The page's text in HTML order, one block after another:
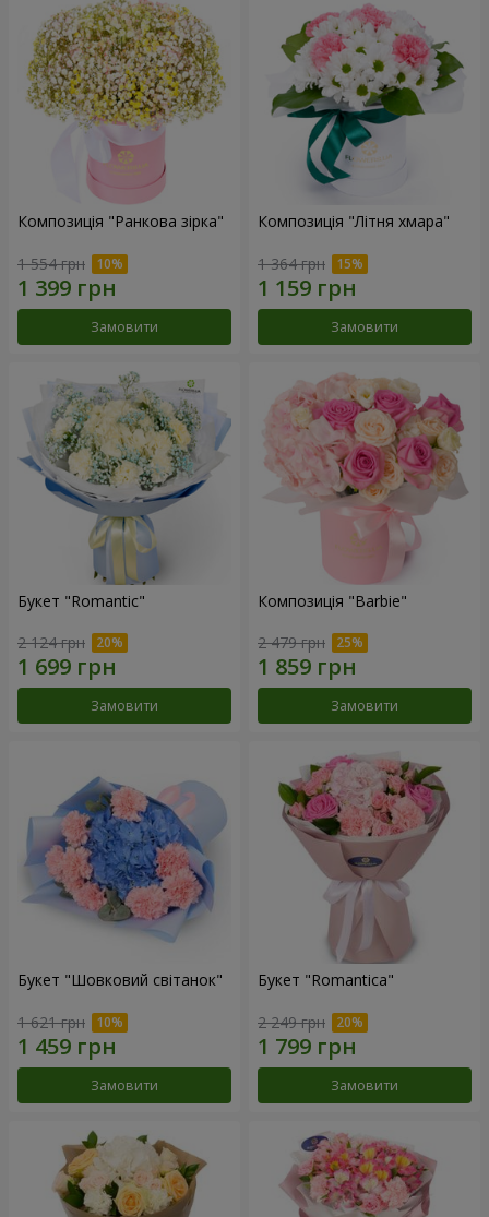
Композиція "Ранкова зірка"
1 554 грн
Замовити
Композиція "Літня хмара"
1 364 грн
Замовити
Букет "Romantic"
2 124 грн
Замовити
Композиція "Barbie"
2 479 грн
Замовити
Букет "Шовковий світанок"
1 621 грн
Замовити
Букет "Romantica"
2 249 грн
Замовити